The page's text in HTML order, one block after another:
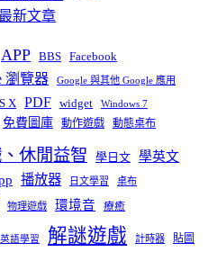
APP BBS Facebook
瀏覽器 Google 與其他 Google 應用
X PDF widget Windows 7
免費圖庫 動作遊戲 動態桌布
休閒益智 學日文 學英文
播放器 日文學習 桌布
物理遊戲 環境音 療癒
英語學習 解謎遊戲 計時器
貼圖